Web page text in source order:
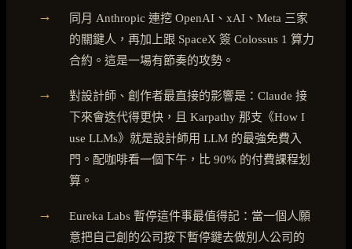
→
同月 Anthropic 連挖 OpenAI、xAI、Meta 三家
的關鍵人，再加上跟 SpaceX 簽 Colossus 1 算力
合約。這是一場有節奏的攻勢。
→
對設計師、創作者最直接的影響是：Claude 接
下來會迭代得更快，且 Karpathy 那支《How I
use LLMs》就是設計師用 LLM 的最強免費入
門。配咖啡看一個下午，比 90% 的付費課程划
算。
→
Eureka Labs 暫停這件事最值得記：當一個人願
意把自己創的公司按下暫停鍵去做別人公司的